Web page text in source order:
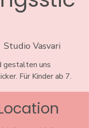
Studio Vasvari
gestalten uns
Für Kinder ab 7.